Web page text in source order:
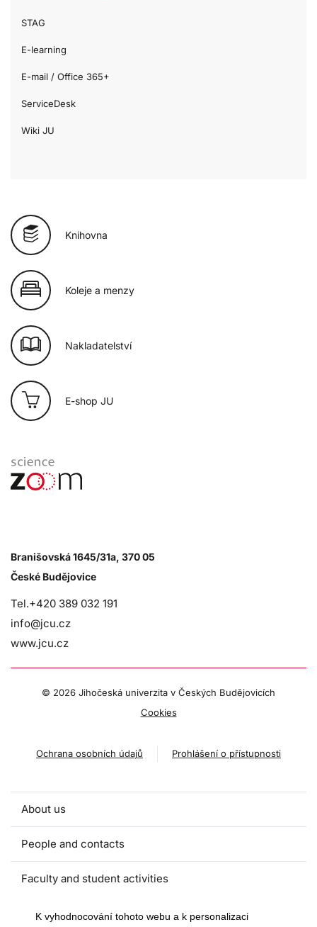
STAG
E-learning
E-mail / Office 365+
ServiceDesk
Wiki JU
Knihovna
Koleje a menzy
Nakladatelství
E-shop JU
Branišovská 1645/31a, 370 05
České Budějovice
Tel.+420 389 032 191
info@jcu.cz
www.jcu.cz
© 2026 Jihočeská univerzita v Českých Budějovicích
Cookies
Ochrana osobních údajů Prohlášení o přístupnosti
About us
People and contacts
Faculty and student activities
Projects and strategic partnerships
K vyhodnocování tohoto webu a k personalizaci